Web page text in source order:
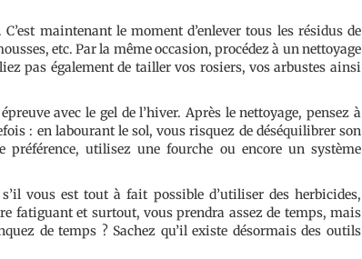
maintenant le moment d’enlever tous les résidus de
etc. Par la même occasion, procédez à un nettoyage
pas également de tailler vos rosiers, vos arbustes ainsi
avec le gel de l’hiver. Après le nettoyage, pensez à
: en labourant le sol, vous risquez de déséquilibrer son
préférence, utilisez une fourche ou encore un système
vous est tout à fait possible d’utiliser des herbicides,
fatiguant et surtout, vous prendra assez de temps, mais
de temps ? Sachez qu’il existe désormais des outils